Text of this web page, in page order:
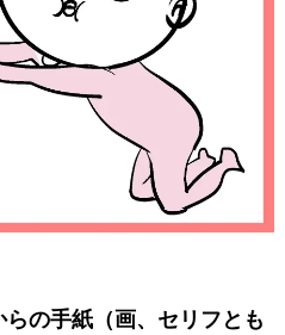
の手紙（画、セリフとも